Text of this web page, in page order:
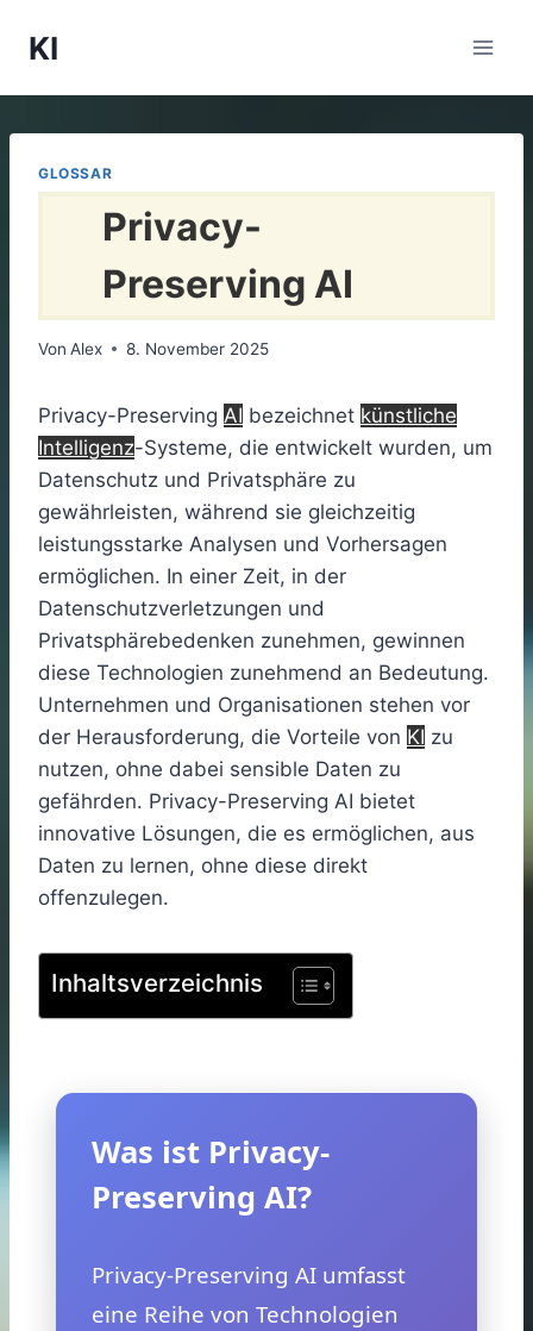
Inhalt
KI
GLOSSAR
Privacy-
Preserving AI
Von Alex 8. November 2025
Privacy-Preserving AI bezeichnet künstliche
Intelligenz-Systeme, die entwickelt wurden, um
Datenschutz und Privatsphäre zu
gewährleisten, während sie gleichzeitig
leistungsstarke Analysen und Vorhersagen
ermöglichen. In einer Zeit, in der
Datenschutzverletzungen und
Privatsphärebedenken zunehmen, gewinnen
diese Technologien zunehmend an Bedeutung.
Unternehmen und Organisationen stehen vor
der Herausforderung, die Vorteile von KI zu
nutzen, ohne dabei sensible Daten zu
gefährden. Privacy-Preserving AI bietet
innovative Lösungen, die es ermöglichen, aus
Daten zu lernen, ohne diese direkt
offenzulegen.
Inhaltsverzeichnis
Was ist Privacy-
Preserving AI?
Privacy-Preserving AI umfasst
eine Reihe von Technologien